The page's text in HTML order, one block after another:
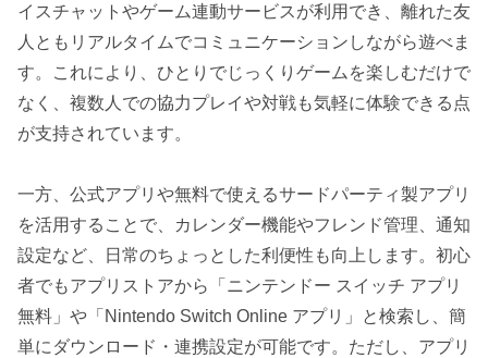
イスチャットやゲーム連動サービスが利用でき、離れた友
人ともリアルタイムでコミュニケーションしながら遊べま
す。これにより、ひとりでじっくりゲームを楽しむだけで
なく、複数人での協力プレイや対戦も気軽に体験できる点
が支持されています。
一方、公式アプリや無料で使えるサードパーティ製アプリ
を活用することで、カレンダー機能やフレンド管理、通知
設定など、日常のちょっとした利便性も向上します。初心
者でもアプリストアから「ニンテンドー スイッチ アプリ
無料」や「Nintendo Switch Online アプリ」と検索し、簡
単にダウンロード・連携設定が可能です。ただし、アプリ